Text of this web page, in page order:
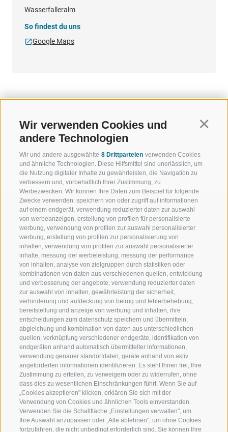
Wir verwenden Cookies und
andere Technologien
Wir und andere ausgewählte 8 Drittparteien verwenden Cookies
und ähnliche Technologien. Diese Hilfsmittel sind unerlässlich, um
die Nutzung digitaler Inhalte zu gewährleisten, die Navigation zu
verbessern und, vorbehaltlich Ihrer Zustimmung, zu
Werbezwecken. Wir können Ihre Daten zum Beispiel für folgende
Zwecke verwenden: speichern von oder zugriff auf informationen
auf einem endgerät, verwendung reduzierter daten zur auswahl
von werbeanzeigen, erstellung von profilen für personalisierte
werbung, verwendung von profilen zur auswahl personalisierter
werbung, erstellung von profilen zur personalisierung von
inhalten, verwendung von profilen zur auswahl personalisierter
inhalte, messung der werbeleistung, messung der performance
von inhalten, analyse von zielgruppen durch statistiken oder
kombinationen von daten aus verschiedenen quellen, entwicklung
und verbesserung der angebote, verwendung reduzierter daten
zur auswahl von inhalten, gewährleistung der sicherheit,
verhinderung und aufdeckung von betrug und fehlerbehebung,
bereitstellung und anzeige von werbung und inhalten, ihre
entscheidungen zum datenschutz speichern und übermitteln,
abgleichung und kombination von daten aus unterschiedlichen
quellen, verknüpfung verschiedener endgeräte, identifikation von
endgeräten anhand automatisch übermittelter informationen,
verwendung genauer standortdaten, geräte anhand von aktiv
angeforderten informationen identifizieren. Es steht Ihnen frei, Ihre
Zustimmung zu erteilen, zu verweigern oder zu widerrufen, ohne
dass dies zu wesentlichen Einschränkungen führt. Wenn Sie auf
„Cookies akzeptieren" klicken, erklären Sie sich mit der
Verwendung von Cookies und ähnlichen Tools einverstanden.
Verwenden Sie die Schaltfläche „Einstellungen verwalten", um
Ihre Auswahl anzupassen oder „Alle ablehnen", um ohne Cookies
fortzufahren, die nicht unbedingt erforderlich sind. Sie können Ihre
Wasserfalleralm
So findest du uns
Google Maps
06.09.2026 11:00 - 17:00
WILLKOMMEN IN DER
FERIENREGION RATSCHINGS
JAUFENTAL
RATSCHINGS
RIDNAUNTAL
BERGBAHNEN
SKISCHULE RATSCHINGS
LUISL'S SKISCHULE IN RATSCHINGS
SPORT UND
MENGE
SKIFAHREN
WANDERN
HOCHALPINE
BIKEN
LANGLAUFEN